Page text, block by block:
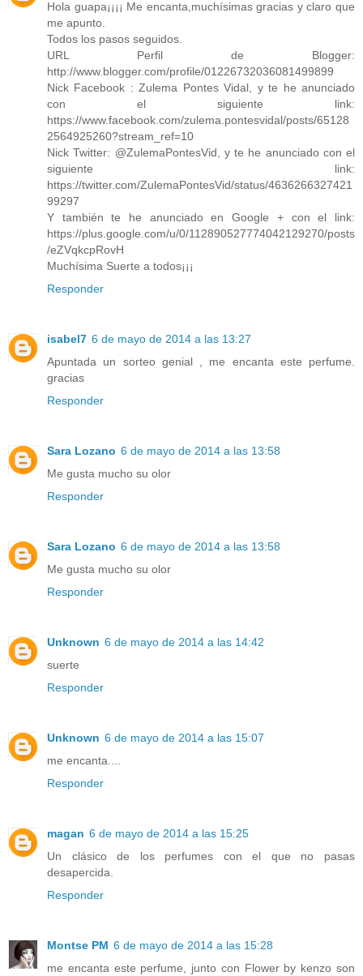
Hola guapa¡¡¡¡ Me encanta,muchísimas gracias y claro que
me apunto.
Todos los pasos seguidos.
URL Perfil de Blogger:
http://www.blogger.com/profile/01226732036081499899
Nick Facebook : Zulema Pontes Vidal, y te he anunciado
con el siguiente link:
https://www.facebook.com/zulema.pontesvidal/posts/65128
2564925260?stream_ref=10
Nick Twitter: @ZulemaPontesVid, y te he anunciado con el
siguiente link:
https://twitter.com/ZulemaPontesVid/status/4636266327421
99297
Y también te he anunciado en Google + con el link:
https://plus.google.com/u/0/112890527774042129270/posts
/eZVqkcpRovH
Muchísima Suerte a todos¡¡¡
Responder
isabel7 6 de mayo de 2014 a las 13:27
Apuntada un sorteo genial , me encanta este perfume.
gracias
Responder
Sara Lozano 6 de mayo de 2014 a las 13:58
Me gusta mucho su olor
Responder
Sara Lozano 6 de mayo de 2014 a las 13:58
Me gusta mucho su olor
Responder
Unknown 6 de mayo de 2014 a las 14:42
suerte
Responder
Unknown 6 de mayo de 2014 a las 15:07
me encanta....
Responder
magan 6 de mayo de 2014 a las 15:25
Un clásico de los perfumes con el que no pasas
desapercida.
Responder
Montse PM 6 de mayo de 2014 a las 15:28
me encanta este perfume, junto con Flower by kenzo son